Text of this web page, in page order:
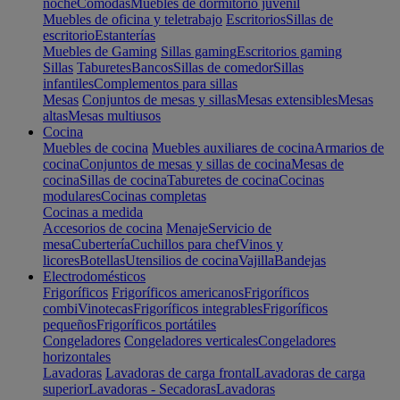
nocheComodasMuebles de dormitorio juvenil
Muebles de oficina y teletrabajo EscritoriosSillas de
escritorioEstanterías
Muebles de Gaming Sillas gamingEscritorios gaming
Sillas TaburetesBancosSillas de comedorSillas
infantilesComplementos para sillas
Mesas Conjuntos de mesas y sillasMesas extensiblesMesas
altasMesas multiusos
Cocina
Muebles de cocina Muebles auxiliares de cocinaArmarios de
cocinaConjuntos de mesas y sillas de cocinaMesas de
cocinaSillas de cocinaTaburetes de cocinaCocinas
modularesCocinas completas
Cocinas a medida
Accesorios de cocina MenajeServicio de
mesaCuberteríaCuchillos para chefVinos y
licoresBotellasUtensilios de cocinaVajillaBandejas
Electrodomésticos
Frigoríficos Frigoríficos americanosFrigoríficos
combiVinotecasFrigoríficos integrablesFrigoríficos
pequeñosFrigoríficos portátiles
Congeladores Congeladores verticalesCongeladores
horizontales
Lavadoras Lavadoras de carga frontalLavadoras de carga
superiorLavadoras - SecadorasLavadoras